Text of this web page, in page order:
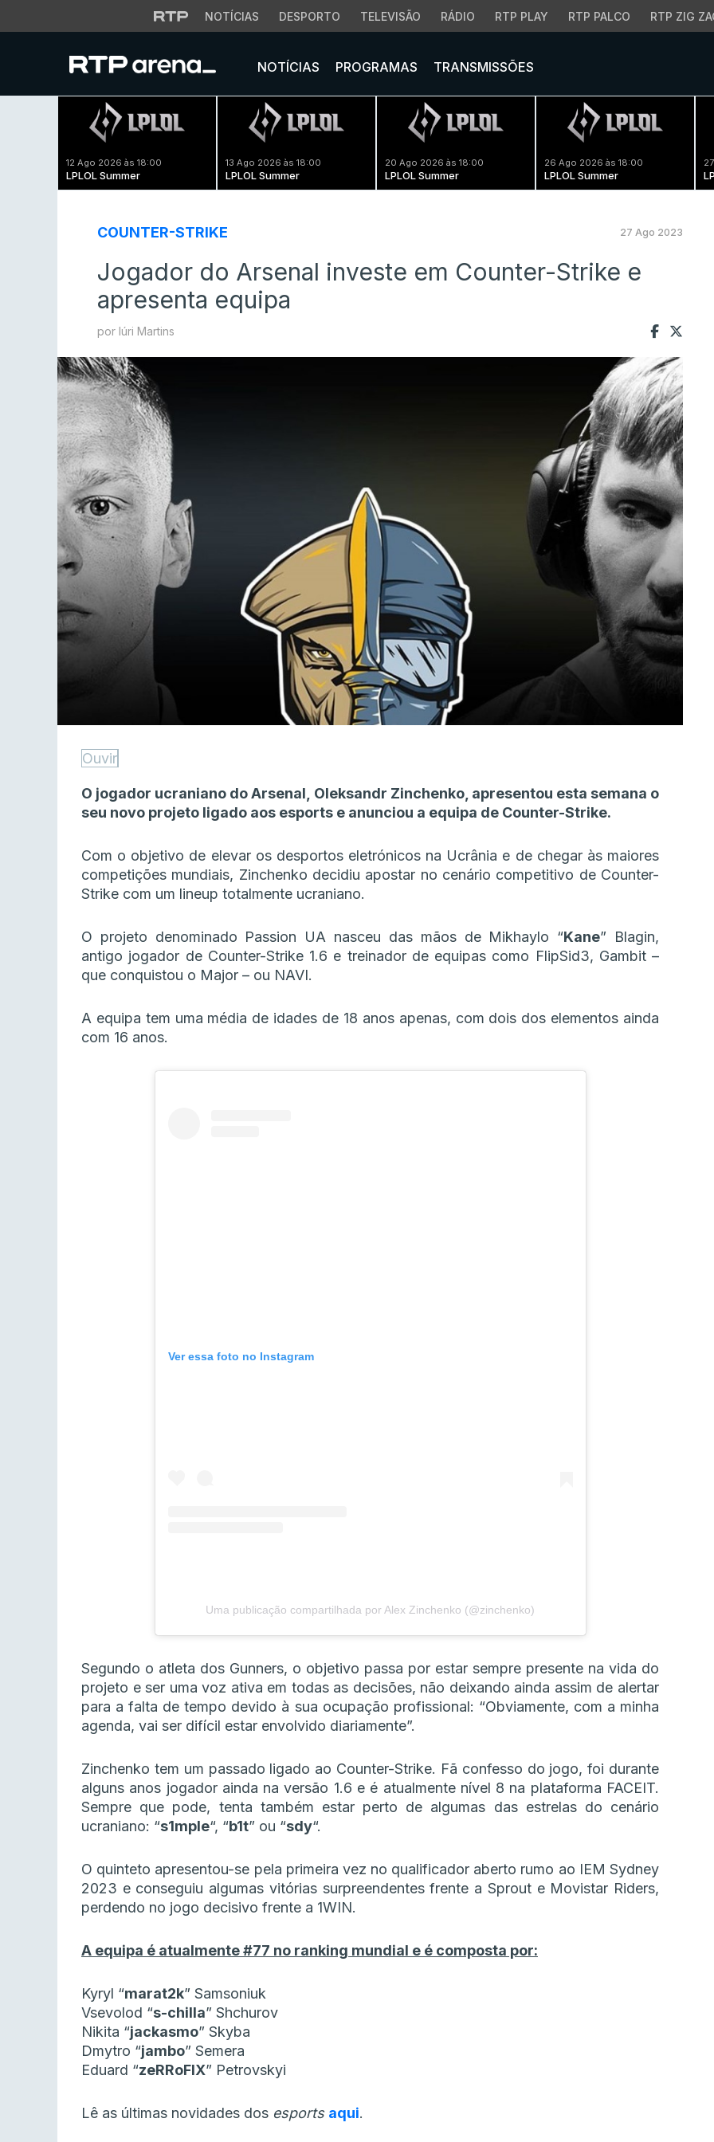
NOTÍCIAS DESPORTO TELEVISÃO RÁDIO RTP PLAY RTP PALCO RTP ZIG
NOTÍCIAS PROGRAMAS TRANSMISSÕES
12 Ago 2026 às 18:00
LPLOL Summer
13 Ago 2026 às 18:00
LPLOL Summer
20 Ago 2026 às 18:00
LPLOL Summer
26 Ago 2026 às 18:00
LPLOL Summer
COUNTER-STRIKE 27 Ago 2023
Jogador do Arsenal investe em Counter-Strike e
apresenta equipa
por Iúri Martins
Ouvir
O jogador ucraniano do Arsenal, Oleksandr Zinchenko, apresentou esta semana o
seu novo projeto ligado aos esports e anunciou a equipa de Counter-Strike.
Com o objetivo de elevar os desportos eletrónicos na Ucrânia e de chegar às maiores
competições mundiais, Zinchenko decidiu apostar no cenário competitivo de Counter-
Strike com um lineup totalmente ucraniano.
O projeto denominado Passion UA nasceu das mãos de Mikhaylo “⁠Kane⁠” Blagin,
antigo jogador de Counter-Strike 1.6 e treinador de equipas como FlipSid3, Gambit –
que conquistou o Major – ou NAVI.
A equipa tem uma média de idades de 18 anos apenas, com dois dos elementos ainda
com 16 anos.
Ver essa foto no Instagram
Uma publicação compartilhada por Alex Zinchenko (@zinchenko)
Segundo o atleta dos Gunners, o objetivo passa por estar sempre presente na vida do
projeto e ser uma voz ativa em todas as decisões, não deixando ainda assim de alertar
para a falta de tempo devido à sua ocupação profissional: “Obviamente, com a minha
agenda, vai ser difícil estar envolvido diariamente”.
Zinchenko tem um passado ligado ao Counter-Strike. Fã confesso do jogo, foi durante
alguns anos jogador ainda na versão 1.6 e é atualmente nível 8 na plataforma FACEIT.
Sempre que pode, tenta também estar perto de algumas das estrelas do cenário
ucraniano: “s1mple“, “b1t” ou “sdy“.
O quinteto apresentou-se pela primeira vez no qualificador aberto rumo ao IEM Sydney
2023 e conseguiu algumas vitórias surpreendentes frente a Sprout e Movistar Riders,
perdendo no jogo decisivo frente a 1WIN.
A equipa é atualmente #77 no ranking mundial e é composta por:
Kyryl “marat2k⁠” Samsoniuk
Vsevolod “s-chilla⁠” Shchurov
Nikita “jackasmo” Skyba
Dmytro “jambo” Semera
Eduard “zeRRoFIX⁠” Petrovskyi
Lê as últimas novidades dos esports aqui.